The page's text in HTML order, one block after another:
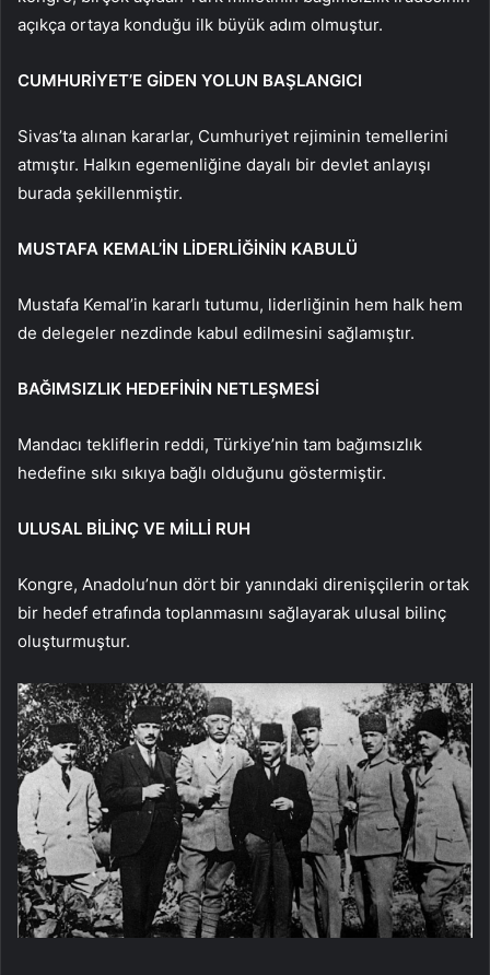
açıkça ortaya konduğu ilk büyük adım olmuştur.
CUMHURİYET’E GİDEN YOLUN BAŞLANGICI
Sivas’ta alınan kararlar, Cumhuriyet rejiminin temellerini
atmıştır. Halkın egemenliğine dayalı bir devlet anlayışı
burada şekillenmiştir.
MUSTAFA KEMAL’İN LİDERLİĞİNİN KABULÜ
Mustafa Kemal’in kararlı tutumu, liderliğinin hem halk hem
de delegeler nezdinde kabul edilmesini sağlamıştır.
BAĞIMSIZLIK HEDEFİNİN NETLEŞMESİ
Mandacı tekliflerin reddi, Türkiye’nin tam bağımsızlık
hedefine sıkı sıkıya bağlı olduğunu göstermiştir.
ULUSAL BİLİNÇ VE MİLLİ RUH
Kongre, Anadolu’nun dört bir yanındaki direnişçilerin ortak
bir hedef etrafında toplanmasını sağlayarak ulusal bilinç
oluşturmuştur.